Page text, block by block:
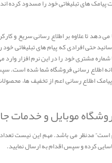
های تبلیغاتی خود را مسدود کرده
دهد تا علاوه بر اطلاع رسانی سریع و
حتی افرادی که پیام های تبلیغاتی
مشتری خود را در این نرم افزار وارد
اطلاع رسانی فروشگاه شما شده است.
اطلاع رسانی اعم از تخفیف ها،
موبایل و خدمات
مدنظر می باشد. مهم این نیست
کرده و سپس اقدام به ارسال نمایید.